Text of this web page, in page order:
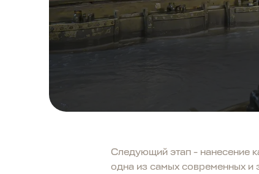
Следующий этап - нанесение
одна из самых современных и